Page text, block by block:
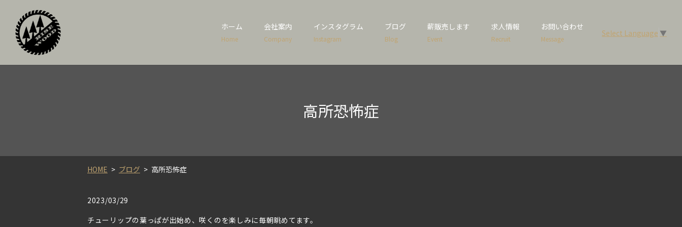
Select Language ▼
ホーム
Home
会社案内
Company
インスタグラム
Instagram
ブログ
Blog
薪販売します
Event
求人情報
Recruit
お問い合わせ
Message
高所恐怖症
HOME ブログ 高所恐怖症
2023/03/29
チューリップの葉っぱが出始め、咲くのを楽しみに毎朝眺めてます。